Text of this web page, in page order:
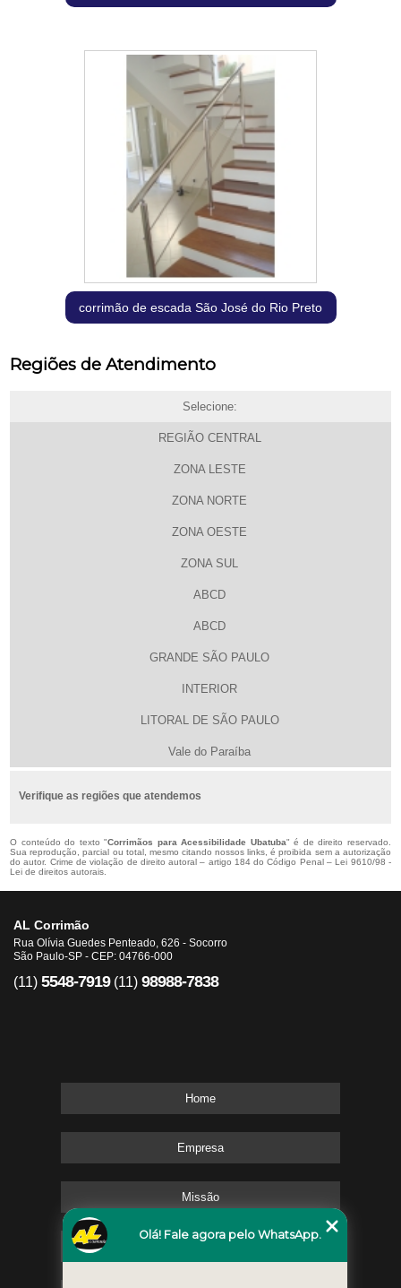
corrimão de escada São José do Rio Preto
Regiões de Atendimento
Selecione:
REGIÃO CENTRAL
ZONA LESTE
ZONA NORTE
ZONA OESTE
ZONA SUL
ABCD
ABCD
GRANDE SÃO PAULO
INTERIOR
LITORAL DE SÃO PAULO
Vale do Paraíba
Verifique as regiões que atendemos
O conteúdo do texto "Corrimãos para Acessibilidade Ubatuba" é de direito reservado.
Sua reprodução, parcial ou total, mesmo citando nossos links, é proibida sem a autorização
do autor. Crime de violação de direito autoral – artigo 184 do Código Penal –Lei 9610/98 -
Lei de direitos autorais
AL Corrimão
Rua Olívia Guedes Penteado, 626 - Socorro
São Paulo-SP - CEP: 04766-000
(11) 5548-7919 (11) 98988-7838
Home
Empresa
Missão
Olá! Fale agora pelo WhatsApp.